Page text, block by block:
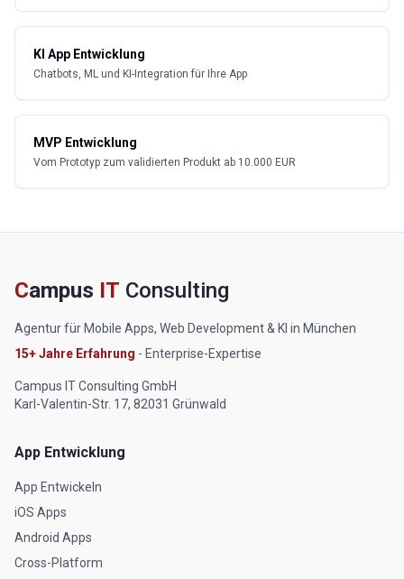
KI App Entwicklung
Chatbots, ML und KI-Integration für Ihre App
MVP Entwicklung
Vom Prototyp zum validierten Produkt ab 10.000 EUR
Campus IT Consulting
Agentur für Mobile Apps, Web Development & KI in München
15+ Jahre Erfahrung - Enterprise-Expertise
Campus IT Consulting GmbH
Karl-Valentin-Str. 17, 82031 Grünwald
App Entwicklung
App Entwickeln
iOS Apps
Android Apps
Cross-Platform